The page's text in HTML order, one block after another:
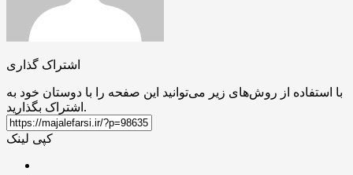
اشتراک گذاری
با استفاده از روش‌های زیر می‌توانید این صفحه را با دوستان خود به
اشتراک بگذارید.
کپی لینک